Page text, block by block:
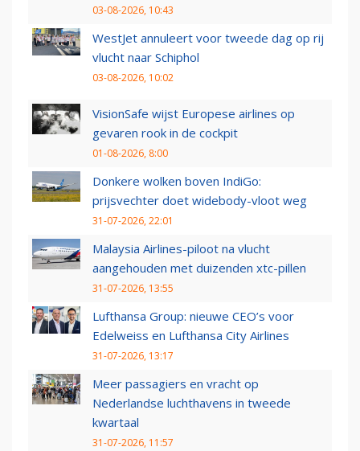
03-08-2026, 10:43
WestJet annuleert voor tweede dag op rij
vlucht naar Schiphol
03-08-2026, 10:02
VisionSafe wijst Europese airlines op
gevaren rook in de cockpit
01-08-2026, 8:00
Donkere wolken boven IndiGo:
prijsvechter doet widebody-vloot weg
31-07-2026, 22:01
Malaysia Airlines-piloot na vlucht
aangehouden met duizenden xtc-pillen
31-07-2026, 13:55
Lufthansa Group: nieuwe CEO’s voor
Edelweiss en Lufthansa City Airlines
31-07-2026, 13:17
Meer passagiers en vracht op
Nederlandse luchthavens in tweede
kwartaal
31-07-2026, 11:57